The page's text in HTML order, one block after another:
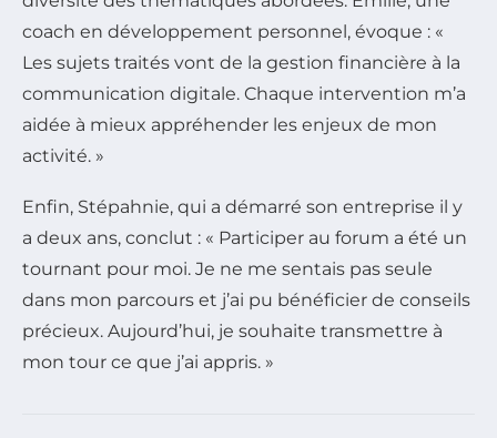
coach en développement personnel, évoque : «
Les sujets traités vont de la gestion financière à la
communication digitale. Chaque intervention m’a
aidée à mieux appréhender les enjeux de mon
activité. »
Enfin, Stépahnie, qui a démarré son entreprise il y
a deux ans, conclut : « Participer au forum a été un
tournant pour moi. Je ne me sentais pas seule
dans mon parcours et j’ai pu bénéficier de conseils
précieux. Aujourd’hui, je souhaite transmettre à
mon tour ce que j’ai appris. »